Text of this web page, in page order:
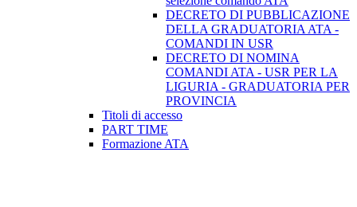
DECRETO DI PUBBLICAZIONE
DELLA GRADUATORIA ATA -
COMANDI IN USR
DECRETO DI NOMINA
COMANDI ATA - USR PER LA
LIGURIA - GRADUATORIA PER
PROVINCIA
Titoli di accesso
PART TIME
Formazione ATA